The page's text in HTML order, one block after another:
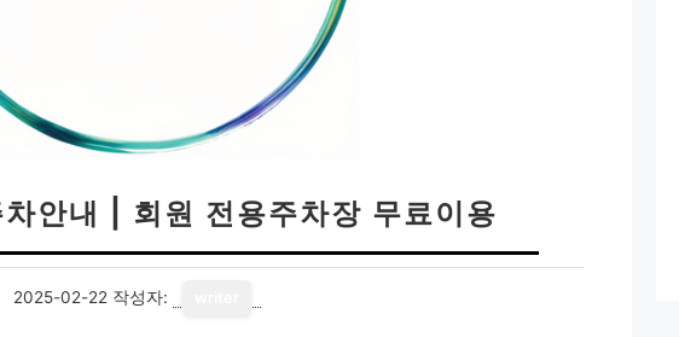
안내 | 회원 전용주차장 무료이용
2025-02-22 작성자: